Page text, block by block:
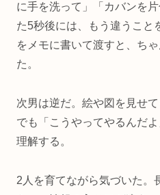
に手を洗って」「カバンを
た5秒後には、もう違うこと
をメモに書いて渡すと、ち
た。
次男は逆だ。絵や図を見せ
でも「こうやってやるんだ
理解する。
2人を育てながら気づいた。